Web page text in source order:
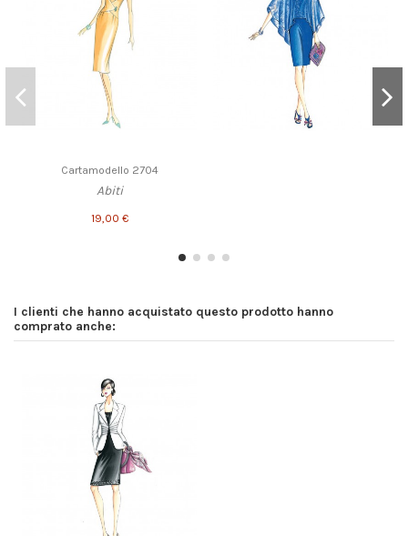
Cartamodello 2704
Abiti
19,00 €
I clienti che hanno acquistato questo prodotto hanno
comprato anche: